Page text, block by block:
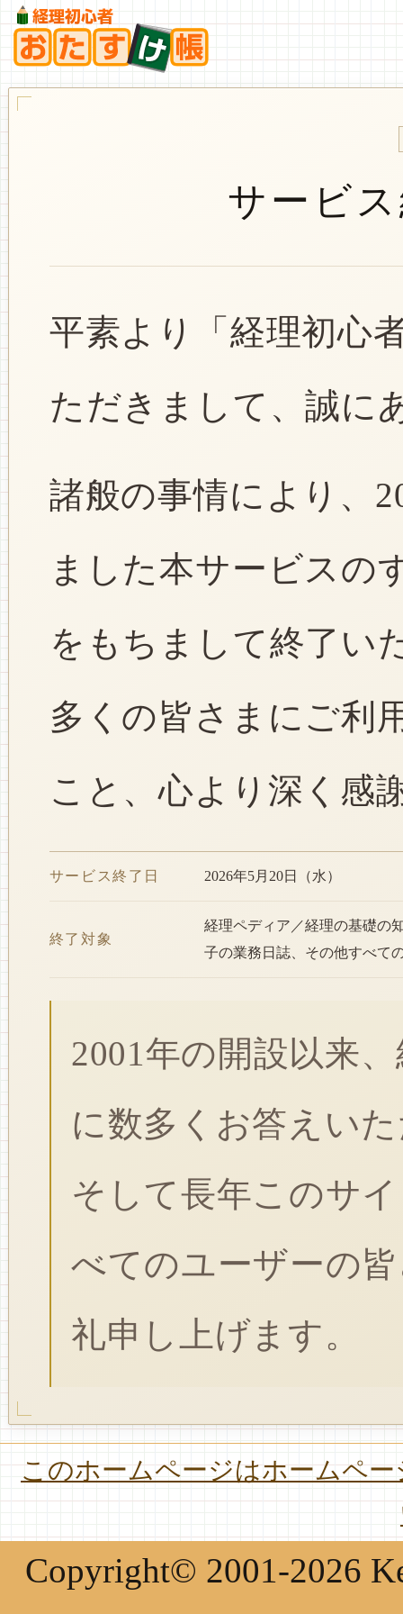
サービ
平素より「経理初心
ただきまして、誠に
諸般の事情により、
ました本サービスの
をもちまして終了い
多くの皆さまにご利
こと、心より深く感
サービス終了日 2026年5月20日（水）
終了対象
経理ペディア／経理の基礎の
子の業務日誌、その他すべて
2001年の開設以来
に数多くお答えい
そして長年このサ
べてのユーザーの
礼申し上げます。
このホームページはホームペ
Copyright© 2001-2026